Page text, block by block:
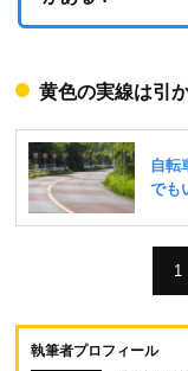
黄色の実線は引
1
執筆者プロフィール